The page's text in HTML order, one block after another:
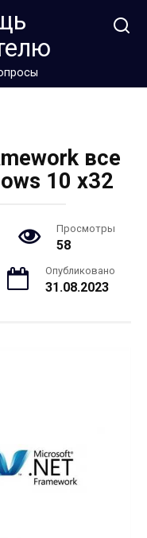
все
10 x32
Просмотры
58
Опубликовано
31.08.2023